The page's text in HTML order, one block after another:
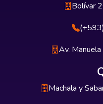
Bolívar
Av.
Machala y